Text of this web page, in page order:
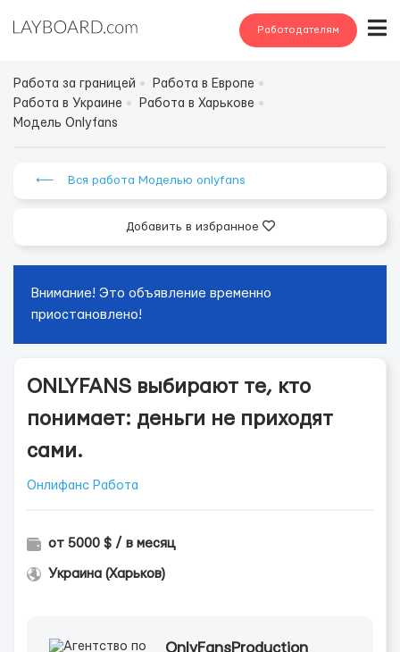
Работодателям
Работа за границей
Работа в Европе
Работа в Украине
Работа в Харькове
Модель Onlyfans
⟵ Вся работа Моделью onlyfans
Добавить в избранное
Внимание! Это объявление временно
приостановлено!
ONLYFANS выбирают те, кто
понимает: деньги не приходят
сами.
Онлифанс Работа
от 5000 $ / в месяц
Украина (Харьков)
OnlyFansProduction